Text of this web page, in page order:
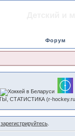
Форум
зарегистрируйтесь.